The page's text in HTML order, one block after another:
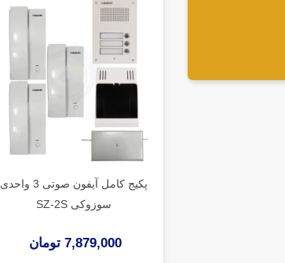
پکیج کامل آیفون صوتی 3 واحدی
سوزوکی SZ-2S
7,879,000 تومان